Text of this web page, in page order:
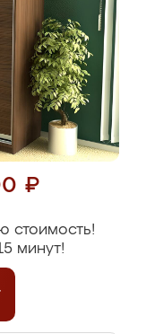
₽
стоимость!
минут!